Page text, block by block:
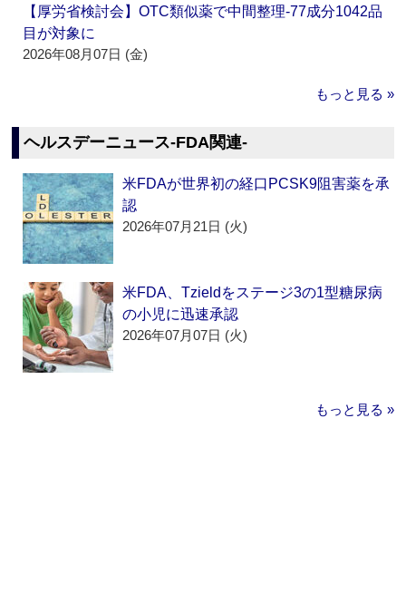
【厚労省検討会】OTC類似薬で中間整理‐77成分1042品
目が対象に
2026年08月07日 (金)
もっと見る »
ヘルスデーニュース‐FDA関連‐
米FDAが世界初の経口PCSK9阻害薬を承
認
2026年07月21日 (火)
米FDA、Tzieldをステージ3の1型糖尿病
の小児に迅速承認
2026年07月07日 (火)
もっと見る »